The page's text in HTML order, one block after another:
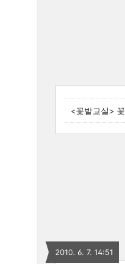
<꽃밭교실>
2010. 6. 7. 14:51